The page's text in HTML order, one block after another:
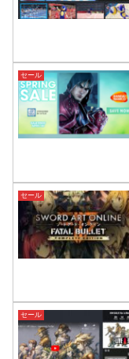
セール
セール
セール